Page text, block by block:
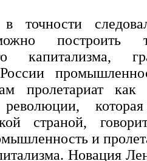
точности
построить
капитализма,
пролетариат
революции,
страной,
и
Новация